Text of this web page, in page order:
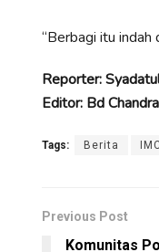
“Berbagi itu indah
Reporter:
Editor: Bd Chandra
Tags: Berita
Previous Post
Komunitas